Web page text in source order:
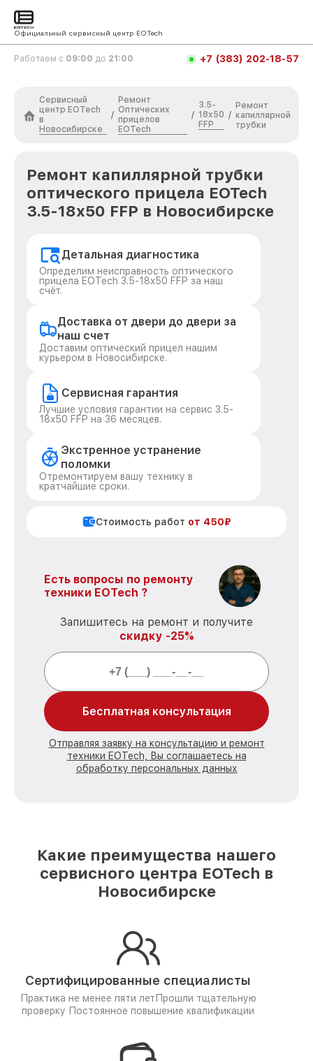
Официальный сервисный центр EOTech
Работаем с 09:00 до 21:00 +7 (383) 202-18-57
Сервисный
центр EOTech
в
Новосибирске
/
Ремонт
Оптических
прицелов
EOTech
/
3.5-
18x50
FFP
/
Ремонт
капиллярной
трубки
Ремонт капиллярной трубки
оптического прицела EOTech
3.5-18x50 FFP в Новосибирске
Детальная диагностика
Определим неисправность оптического
прицела EOTech 3.5-18x50 FFP за наш
счёт.
Доставка от двери до двери за
наш счет
Доставим оптический прицел нашим
курьером в Новосибирске.
Сервисная гарантия
Лучшие условия гарантии на сервис 3.5-
18x50 FFP на 36 месяцев.
Экстренное устранение
поломки
Отремонтируем вашу технику в
кратчайшие сроки.
Стоимость работ от 450₽
Есть вопросы по ремонту
техники EOTech ?
Запишитесь на ремонт и получите
скидку -25%
Бесплатная консультация
Отправляя заявку на консультацию и ремонт
техники EOTech, Вы соглашаетесь на
обработку персональных данных
Какие преимущества нашего
сервисного центра EOTech в
Новосибирске
Сертифицированные специалисты
Практика не менее пяти лет Прошли тщательную
проверку Постоянное повышение квалификации